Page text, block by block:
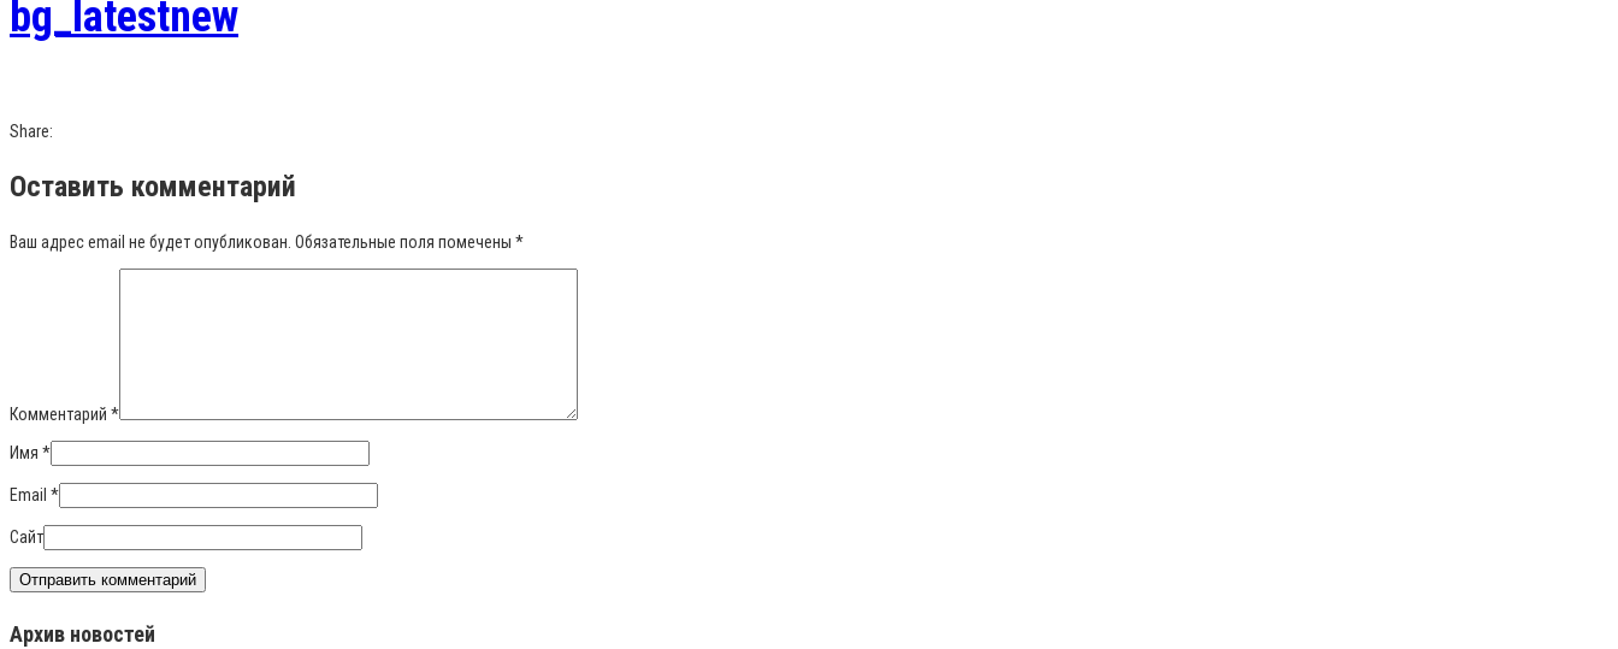
bg_latestnew
Share:
Оставить комментарий
Ваш адрес email не будет опубликован. Обязательные поля помечены *
Комментарий *
Имя *
Email *
Сайт
Архив новостей